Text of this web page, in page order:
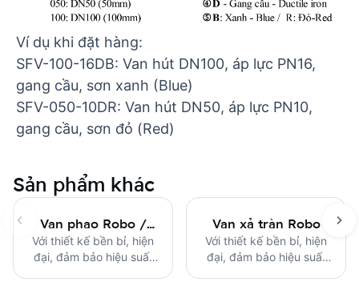
Ví dụ khi đặt hàng:
SFV-100-16DB: Van hút DN100, áp lực PN16,
gang cầu, sơn xanh (Blue)
SFV-050-10DR: Van hút DN50, áp lực PN10,
gang cầu, sơn đỏ (Red)
Sản phẩm khác
Van phao Robo /
Remote Float
Control Valves Robo
Với thiết kế bền bỉ, hiện
đại, đảm bảo hiệu suất
Van xả tràn Robo
Với thiết kế bền bỉ, hiện
đại, đảm bảo hiệu suất